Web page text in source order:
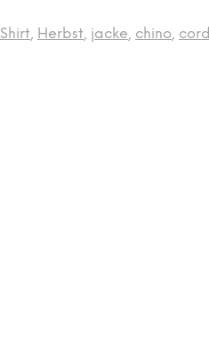
Shirt, Herbst, jacke, chino, cord